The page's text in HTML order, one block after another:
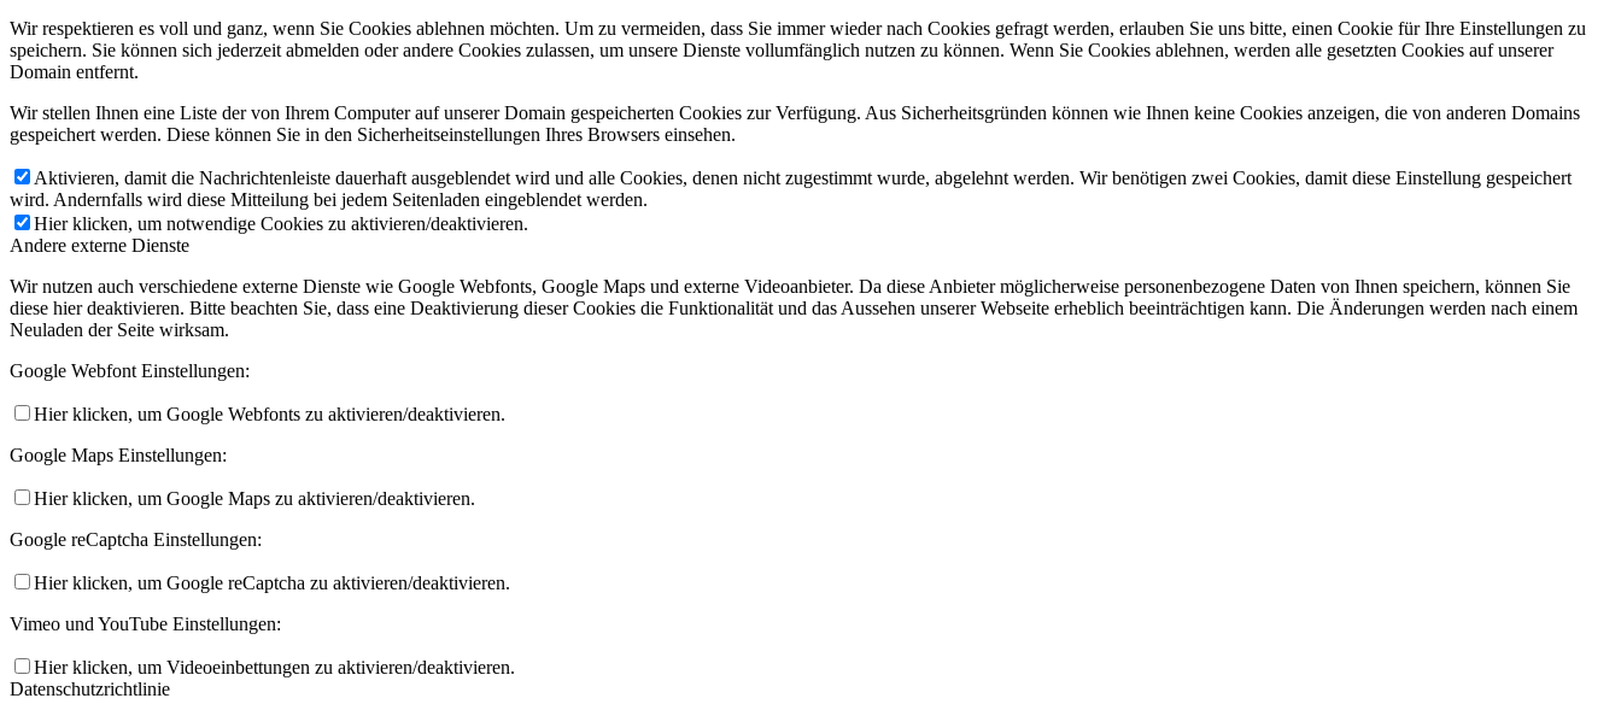
Wir respektieren es voll und ganz, wenn Sie Cookies ablehnen möchten. Um zu vermeiden, dass Sie immer wieder nach Cookies gefragt werden, erlauben Sie uns bitte, einen Cookie für Ihre Einstellungen zu
speichern. Sie können sich jederzeit abmelden oder andere Cookies zulassen, um unsere Dienste vollumfänglich nutzen zu können. Wenn Sie Cookies ablehnen, werden alle gesetzten Cookies auf unserer
Domain entfernt.
Wir stellen Ihnen eine Liste der von Ihrem Computer auf unserer Domain gespeicherten Cookies zur Verfügung. Aus Sicherheitsgründen können wie Ihnen keine Cookies anzeigen, die von anderen Domains
gespeichert werden. Diese können Sie in den Sicherheitseinstellungen Ihres Browsers einsehen.
Aktivieren, damit die Nachrichtenleiste dauerhaft ausgeblendet wird und alle Cookies, denen nicht zugestimmt wurde, abgelehnt werden. Wir benötigen zwei Cookies, damit diese Einstellung gespeichert
wird. Andernfalls wird diese Mitteilung bei jedem Seitenladen eingeblendet werden.
Hier klicken, um notwendige Cookies zu aktivieren/deaktivieren.
Andere externe Dienste
Wir nutzen auch verschiedene externe Dienste wie Google Webfonts, Google Maps und externe Videoanbieter. Da diese Anbieter möglicherweise personenbezogene Daten von Ihnen speichern, können Sie
diese hier deaktivieren. Bitte beachten Sie, dass eine Deaktivierung dieser Cookies die Funktionalität und das Aussehen unserer Webseite erheblich beeinträchtigen kann. Die Änderungen werden nach einem
Neuladen der Seite wirksam.
Google Webfont Einstellungen:
Hier klicken, um Google Webfonts zu aktivieren/deaktivieren.
Google Maps Einstellungen:
Hier klicken, um Google Maps zu aktivieren/deaktivieren.
Google reCaptcha Einstellungen:
Hier klicken, um Google reCaptcha zu aktivieren/deaktivieren.
Vimeo und YouTube Einstellungen:
Hier klicken, um Videoeinbettungen zu aktivieren/deaktivieren.
Datenschutzrichtlinie